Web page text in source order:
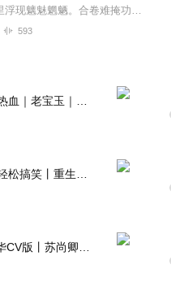
人生总有酸甜苦辣，梦里浮现魑魅魍魉。合卷难掩功名利禄，举杯溢满贪嗔痴狂。
593